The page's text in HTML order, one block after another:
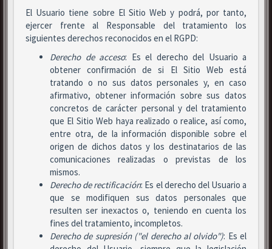
El Usuario tiene sobre El Sitio Web y podrá, por tanto,
ejercer frente al Responsable del tratamiento los
siguientes derechos reconocidos en el RGPD:
Derecho de acceso: Es el derecho del Usuario a
obtener confirmación de si El Sitio Web está
tratando o no sus datos personales y, en caso
afirmativo, obtener información sobre sus datos
concretos de carácter personal y del tratamiento
que El Sitio Web haya realizado o realice, así como,
entre otra, de la información disponible sobre el
origen de dichos datos y los destinatarios de las
comunicaciones realizadas o previstas de los
mismos.
Derecho de rectificación: Es el derecho del Usuario a
que se modifiquen sus datos personales que
resulten ser inexactos o, teniendo en cuenta los
fines del tratamiento, incompletos.
Derecho de supresión ("el derecho al olvido"): Es el